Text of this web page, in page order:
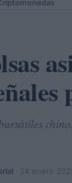
24 enero